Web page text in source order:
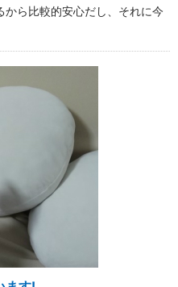
ら比較的安心だし、それに今